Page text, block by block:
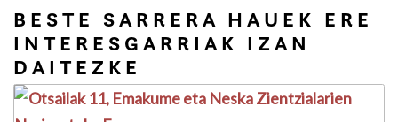
BESTE SARRERA HAUEK ERE
INTERESGARRIAK IZAN
DAITEZKE